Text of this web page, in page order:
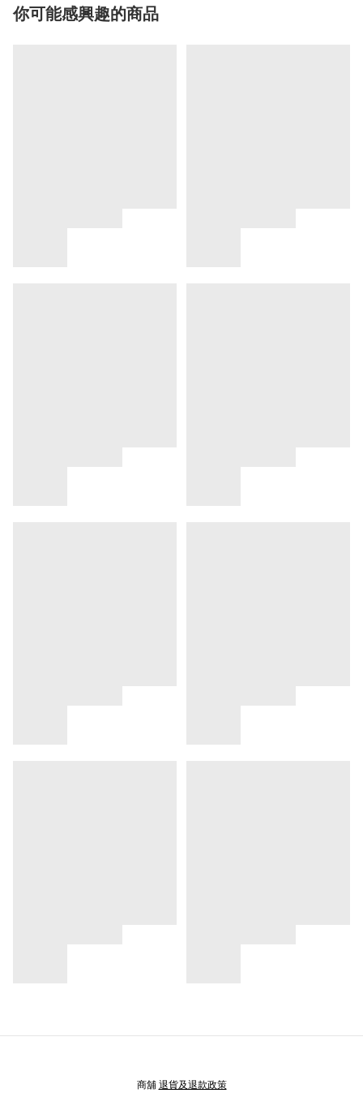
你可能感興趣的商品
商舖 退貨及退款政策